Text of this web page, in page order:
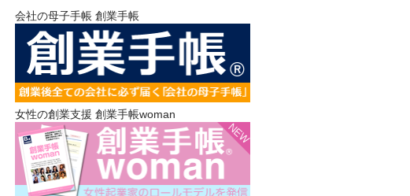
会社の母子手帳 創業手帳
女性の創業支援 創業手帳woman